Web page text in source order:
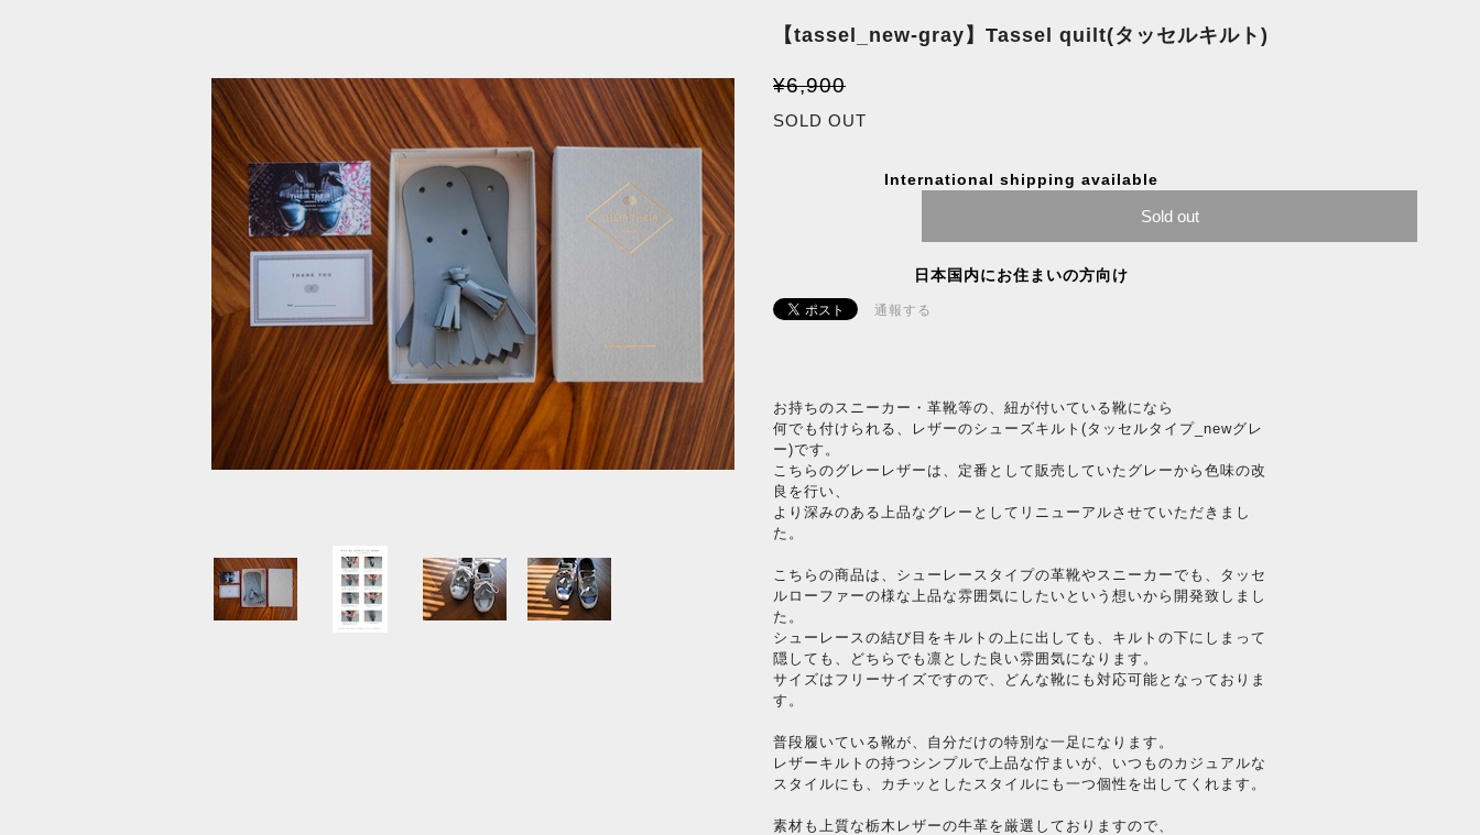
【tassel_new-gray】Tassel quilt(タッセルキルト)
¥6,900
SOLD OUT
International shipping available
Sold out
日本国内にお住まいの方向け
通報する
お持ちのスニーカー・革靴等の、紐が付いている靴になら
何でも付けられる、レザーのシューズキルト(タッセルタイプ_newグレ
ー)です。
こちらのグレーレザーは、定番として販売していたグレーから色味の改
良を行い、
より深みのある上品なグレーとしてリニューアルさせていただきまし
た。
こちらの商品は、シューレースタイプの革靴やスニーカーでも、タッセ
ルローファーの様な上品な雰囲気にしたいという想いから開発致しまし
た。
シューレースの結び目をキルトの上に出しても、キルトの下にしまって
隠しても、どちらでも凛とした良い雰囲気になります。
サイズはフリーサイズですので、どんな靴にも対応可能となっておりま
す。
普段履いている靴が、自分だけの特別な一足になります。
レザーキルトの持つシンプルで上品な佇まいが、いつものカジュアルな
スタイルにも、カチッとしたスタイルにも一つ個性を出してくれます。
素材も上質な栃木レザーの牛革を厳選しておりますので、